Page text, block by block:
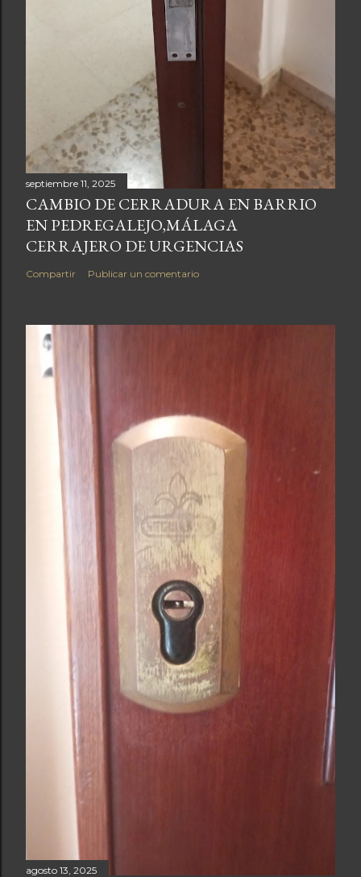
septiembre 11, 2025
CAMBIO DE CERRADURA EN BARRIO
EN PEDREGALEJO,MÁLAGA
CERRAJERO DE URGENCIAS
Compartir Publicar un comentario
agosto 13, 2025